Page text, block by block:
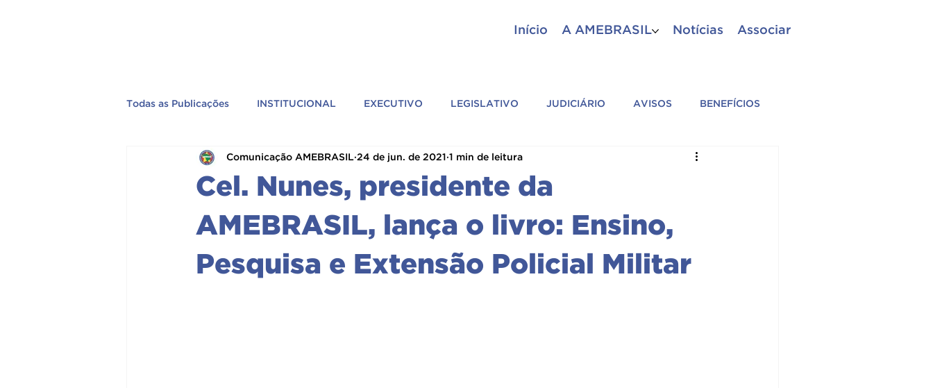
Início A AMEBRASIL Notícias Associar
Todas as Publicações INSTITUCIONAL EXECUTIVO LEGISLATIVO JUDICIÁRIO AVISOS BENEFÍCIOS
EVENTOS PREVIDÊNCIA ASSESSORIA PARLAMENTAR GERAL CBM
TV AMEBRASIL PELO BRASIL CIÊNCIAS POLICIAIS PARCEIROS ASSOCIAÇÕES AFILIADAS
Cel. Nunes, presidente da
AMEBRASIL, lança o livro: Ensino,
Pesquisa e Extensão Policial Militar
Comunicação AMEBRASIL 24 de jun. de 2021 1 min de leitura